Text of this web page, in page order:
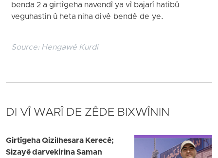
benda 2 a girtîgeha navendî ya vî bajarî hatibû
veguhastin û heta niha di vê bendê de ye.
Source: Hengawê Kurdî
DI VÎ WARÎ DE ZÊDE BIXWÎNIN
Girtîgeha Qizilhesara Kerecê;
Sizayê darvekirina Saman